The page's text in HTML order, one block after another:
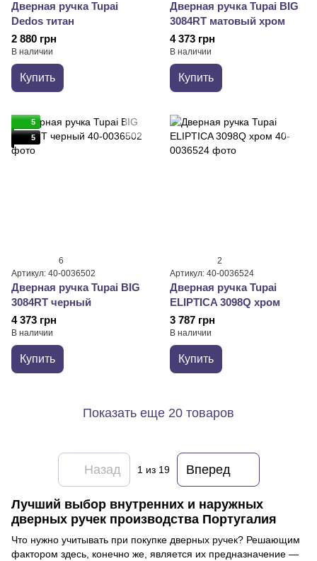
Дверная ручка Tupai
Dedos титан
2 880 грн
В наличии
Купить
Дверная ручка Tupai BIG
3084RT матовый хром
4 373 грн
В наличии
Купить
5
5
6
Артикул: 40-0036502
Дверная ручка Tupai BIG
3084RT черный
4 373 грн
В наличии
Купить
2
Артикул: 40-0036524
Дверная ручка Tupai
ELIPTICA 3098Q хром
3 787 грн
В наличии
Купить
Показать еще 20 товаров
Назад 1 из 19 Вперед
Лучший выбор внутренних и наружных
дверных ручек производства Португалия
Что нужно учитывать при покупке дверных ручек? Решающим
фактором здесь, конечно же, является их предназначение —